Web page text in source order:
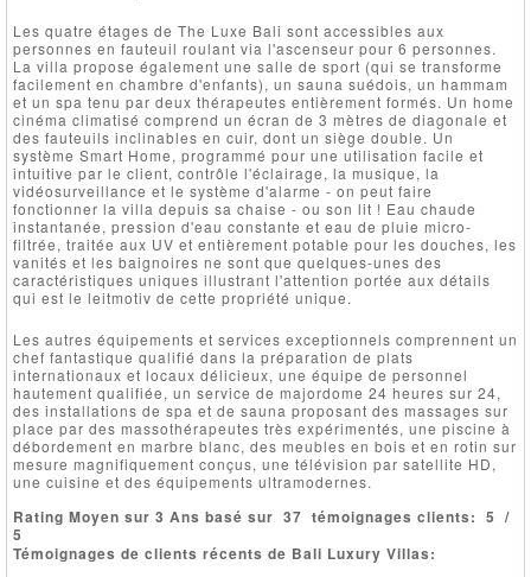
Les quatre étages de The Luxe Bali sont accessibles aux
personnes en fauteuil roulant via l'ascenseur pour 6 personnes.
La villa propose également une salle de sport (qui se transforme
facilement en chambre d'enfants), un sauna suédois, un hammam
et un spa tenu par deux thérapeutes entièrement formés. Un home
cinéma climatisé comprend un écran de 3 mètres de diagonale et
des fauteuils inclinables en cuir, dont un siège double. Un
système Smart Home, programmé pour une utilisation facile et
intuitive par le client, contrôle l'éclairage, la musique, la
vidéosurveillance et le système d'alarme - on peut faire
fonctionner la villa depuis sa chaise - ou son lit ! Eau chaude
instantanée, pression d'eau constante et eau de pluie micro-
filtrée, traitée aux UV et entièrement potable pour les douches, les
vanités et les baignoires ne sont que quelques-unes des
caractéristiques uniques illustrant l'attention portée aux détails
qui est le leitmotiv de cette propriété unique.
Les autres équipements et services exceptionnels comprennent un
chef fantastique qualifié dans la préparation de plats
internationaux et locaux délicieux, une équipe de personnel
hautement qualifiée, un service de majordome 24 heures sur 24,
des installations de spa et de sauna proposant des massages sur
place par des massothérapeutes très expérimentés, une piscine à
débordement en marbre blanc, des meubles en bois et en rotin sur
mesure magnifiquement conçus, une télévision par satellite HD,
une cuisine et des équipements ultramodernes.
Rating Moyen sur 3 Ans basé sur 37 témoignages clients: 5 /
5
Témoignages de clients récents de Bali Luxury Villas: